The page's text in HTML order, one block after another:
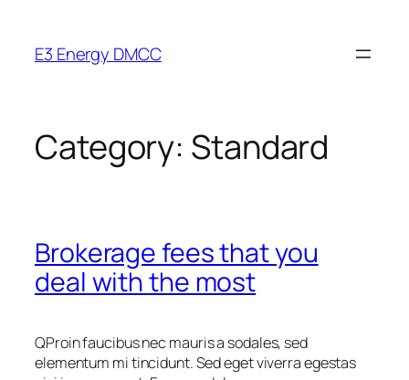
content
E3 Energy DMCC
Category: Standard
Brokerage fees that you
deal with the most
QProin faucibus nec mauris a sodales, sed
elementum mi tincidunt. Sed eget viverra egestas